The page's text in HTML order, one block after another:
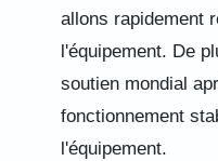
allons rapidement
l'équipement. De
soutien mondial
fonctionnement
l'équipement.